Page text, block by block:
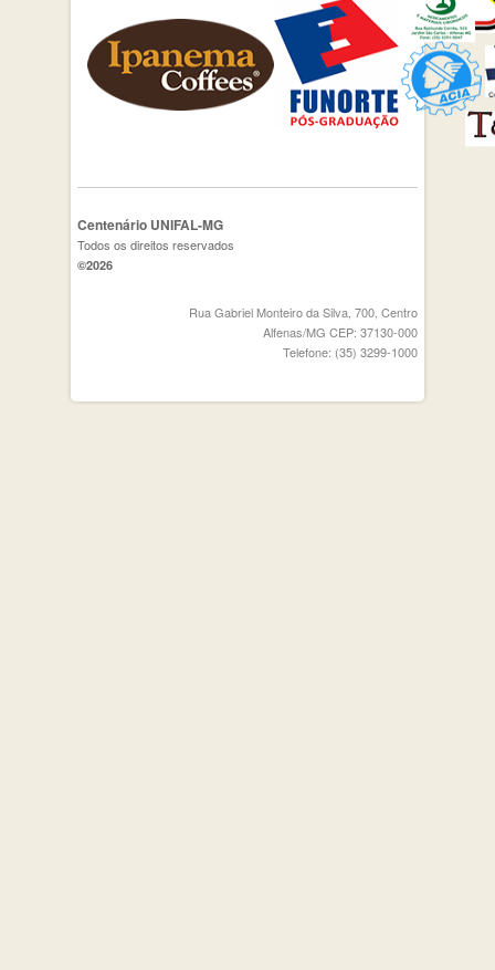
Centenário UNIFAL-MG
Todos os direitos reservados
©2026
Rua Gabriel Monteiro da Silva, 700, Centro
Alfenas/MG CEP: 37130-000
Telefone: (35) 3299-1000